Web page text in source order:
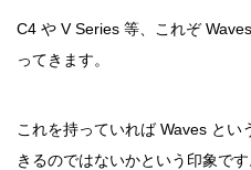
C4 や V Series 等、これぞ
ってきます。
これを持っていれば Waves と
きるのではないかという印象です